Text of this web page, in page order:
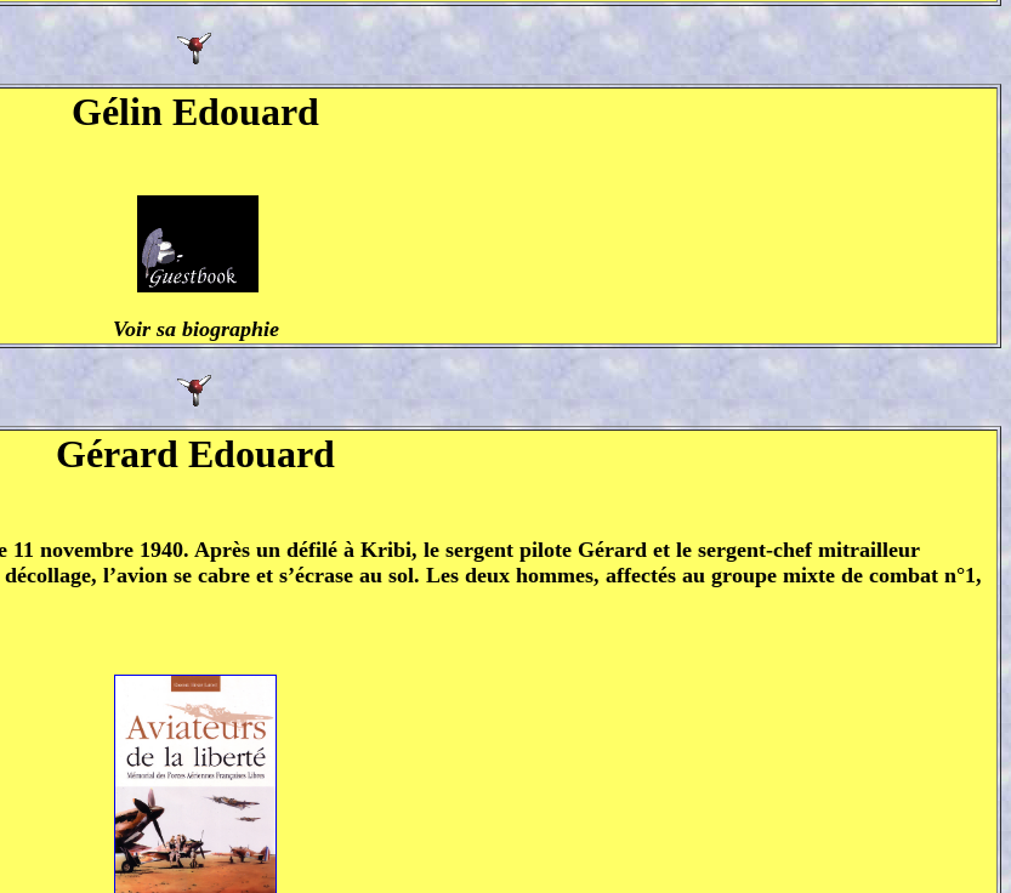
Gélin Edouard
Voir sa biographie
Gérard Edouard
novembre 1940. Après un défilé à Kribi, le sergent pilote Gérard et le sergent-chef mitrailleur
l’avion se cabre et s’écrase au sol. Les deux hommes, affectés au groupe mixte de combat n°1,